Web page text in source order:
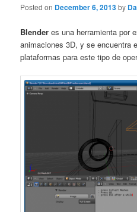
Posted on December 6, 2013by
Blenderes una herramienta por
animaciones 3D, y se encuentra
plataformas para este tipo de